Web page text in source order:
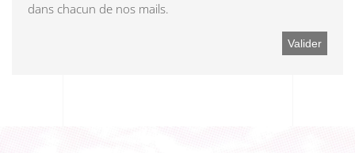
dans chacun de nos mails.